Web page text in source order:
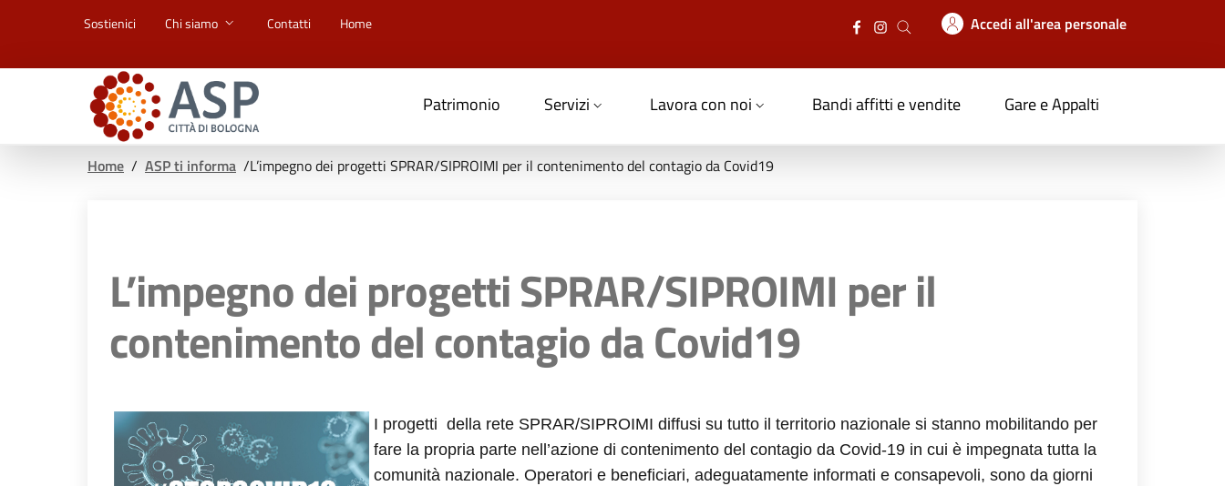
Sostienici Chi siamo Contatti Home Accedi all'area personale
Patrimonio Servizi Lavora con noi Bandi affitti e vendite Gare e Appalti
Home / ASP ti informa /L’impegno dei progetti SPRAR/SIPROIMI per il contenimento del contagio da Covid19
L’impegno dei progetti SPRAR/SIPROIMI per il
contenimento del contagio da Covid19
I progetti della rete SPRAR/SIPROIMI diffusi su tutto il territorio nazionale si stanno mobilitando per
fare la propria parte nell’azione di contenimento del contagio da Covid-19 in cui è impegnata tutta la
comunità nazionale. Operatori e beneficiari, adeguatamente informati e consapevoli, sono da giorni